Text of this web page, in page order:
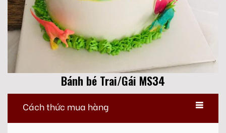
Bánh bé Trai/Gái MS34
Cách thức mua hàng